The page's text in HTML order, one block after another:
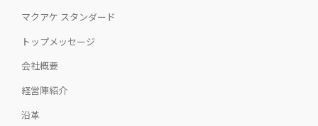
マクアケ スタンダード
トップメッセージ
会社概要
経営陣紹介
沿革